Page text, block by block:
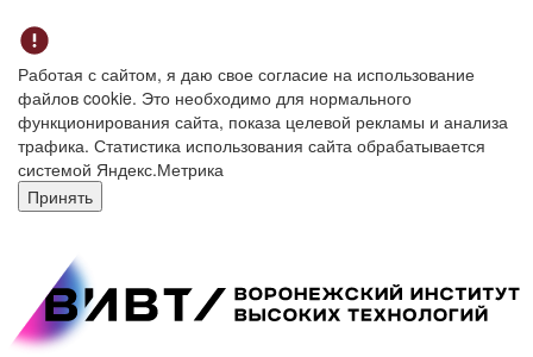
Работая с сайтом, я даю свое согласие на использование
файлов cookie. Это необходимо для нормального
функционирования сайта, показа целевой рекламы и анализа
трафика. Статистика использования сайта обрабатывается
системой Яндекс.Метрика
Принять